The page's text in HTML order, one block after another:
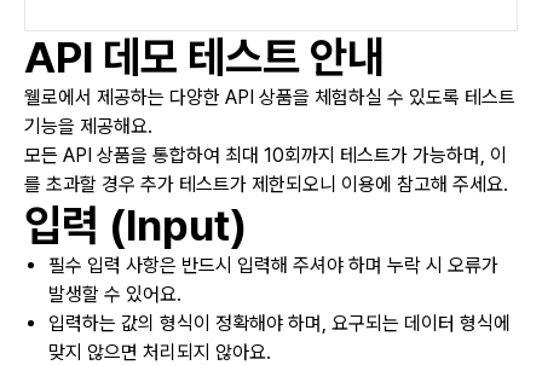
API 데모 테스트 안내
웰로에서 제공하는 다양한 API 상품을 체험하실 수 있도록 테스트
기능을 제공해요.
모든 API 상품을 통합하여 최대 10회까지 테스트가 가능하며, 이
를 초과할 경우 추가 테스트가 제한되오니 이용에 참고해 주세요.
입력 (Input)
필수 입력 사항은 반드시 입력해 주셔야 하며 누락 시 오류가
발생할 수 있어요.
입력하는 값의 형식이 정확해야 하며, 요구되는 데이터 형식에
맞지 않으면 처리되지 않아요.